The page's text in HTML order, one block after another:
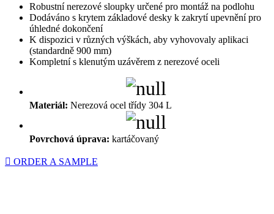
Robustní nerezové sloupky určené pro montáž na podlohu
Dodáváno s krytem základové desky k zakrytí upevnění pro
úhledné dokončení
K dispozici v různých výškách, aby vyhovovaly aplikaci
(standardně 900 mm)
Kompletní s klenutým uzávěrem z nerezové oceli
Materiál: Nerezová ocel třídy 304 L
Povrchová úprava: kartáčovaný
ORDER A SAMPLE